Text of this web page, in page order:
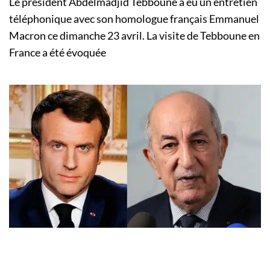
téléphonique avec son homologue français Emmanuel
Macron ce dimanche 23 avril. La visite de Tebboune en
France a été évoquée